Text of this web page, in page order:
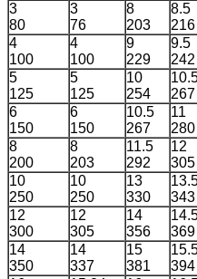
3
80
3
76
8
203
8.5
216
4
100
4
100
9
229
9.5
242
5
125
5
125
10
254
267
6
150
6
150
10.5
267
11
280
8
200
8
203
11.5
292
12
305
10
250
10
250
13
330
343
12
300
12
305
14
356
369
14
350
14
337
15
381
394